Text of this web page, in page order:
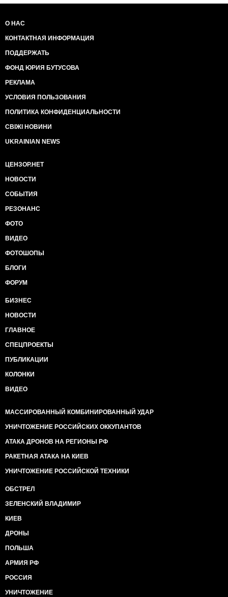
О НАС
КОНТАКТНАЯ ИНФОРМАЦИЯ
ПОДДЕРЖАТЬ
ФОНД ЮРИЯ БУТУСОВА
РЕКЛАМА
УСЛОВИЯ ПОЛЬЗОВАНИЯ
ПОЛИТИКА КОНФИДЕНЦИАЛЬНОСТИ
СВІЖІ НОВИНИ
UKRAINIAN NEWS
ЦЕНЗОР.НЕТ
НОВОСТИ
СОБЫТИЯ
РЕЗОНАНС
ФОТО
ВИДЕО
ФОТОШОПЫ
БЛОГИ
ФОРУМ
БИЗНЕС
НОВОСТИ
ГЛАВНОЕ
СПЕЦПРОЕКТЫ
ПУБЛИКАЦИИ
КОЛОНКИ
ВИДЕО
МАССИРОВАННЫЙ КОМБИНИРОВАННЫЙ УДАР
УНИЧТОЖЕНИЕ РОССИЙСКИХ ОККУПАНТОВ
АТАКА ДРОНОВ НА РЕГИОНЫ РФ
РАКЕТНАЯ АТАКА НА КИЕВ
УНИЧТОЖЕНИЕ РОССИЙСКОЙ ТЕХНИКИ
ОБСТРЕЛ
ЗЕЛЕНСКИЙ ВЛАДИМИР
КИЕВ
ДРОНЫ
ПОЛЬША
АРМИЯ РФ
РОССИЯ
УНИЧТОЖЕНИЕ